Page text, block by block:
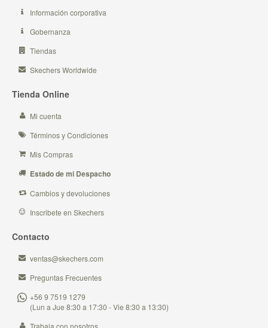
Información corporativa
Gobernanza
Tiendas
Skechers Worldwide
Tienda Online
Mi cuenta
Términos y Condiciones
Mis Compras
Estado de mi Despacho
Cambios y devoluciones
Inscribete en Skechers
Contacto
ventas@skechers.com
Preguntas Frecuentes
+56 9 7519 1279
(Lun a Jue 8:30 a 17:30 - Vie 8:30 a 13:30)
Trabaja con nosotros